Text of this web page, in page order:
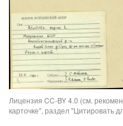
Лицензия CC-BY 4.0 (см.
карточке", раздел "Цитировать